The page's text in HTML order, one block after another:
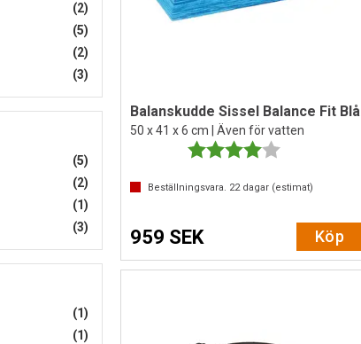
(2)
(5)
(2)
(3)
(5)
(2)
(1)
(3)
(1)
(1)
Balanskudde Sissel Balance Fit Blå
50 x 41 x 6 cm | Även för vatten
Betyg:
Beställningsvara. 22dagar (estimat)
959 SEK Köp